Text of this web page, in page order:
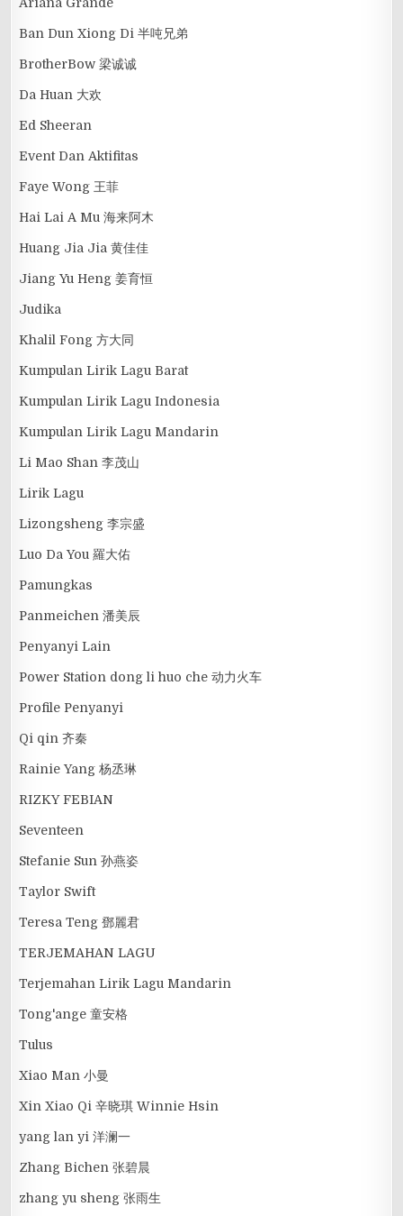
Ban Dun Xiong Di 半吨兄弟
BrotherBow 梁诚诚
Da Huan 大欢
Ed Sheeran
Event Dan Aktifitas
Faye Wong 王菲
Hai Lai A Mu 海来阿木
Huang Jia Jia 黄佳佳
Jiang Yu Heng 姜育恒
Judika
Khalil Fong 方大同
Kumpulan Lirik Lagu Barat
Kumpulan Lirik Lagu Indonesia
Kumpulan Lirik Lagu Mandarin
Li Mao Shan 李茂山
Lirik Lagu
Lizongsheng 李宗盛
Luo Da You 羅大佑
Pamungkas
Panmeichen 潘美辰
Penyanyi Lain
Power Station dong li huo che 动力火车
Profile Penyanyi
Qi qin 齐秦
Rainie Yang 杨丞琳
RIZKY FEBIAN
Seventeen
Stefanie Sun 孙燕姿
Taylor Swift
Teresa Teng 鄧麗君
TERJEMAHAN LAGU
Terjemahan Lirik Lagu Mandarin
Tong'ange 童安格
Tulus
Xiao Man 小曼
Xin Xiao Qi 辛晓琪 Winnie Hsin
yang lan yi 洋澜一
Zhang Bichen 张碧晨
zhang yu sheng 张雨生